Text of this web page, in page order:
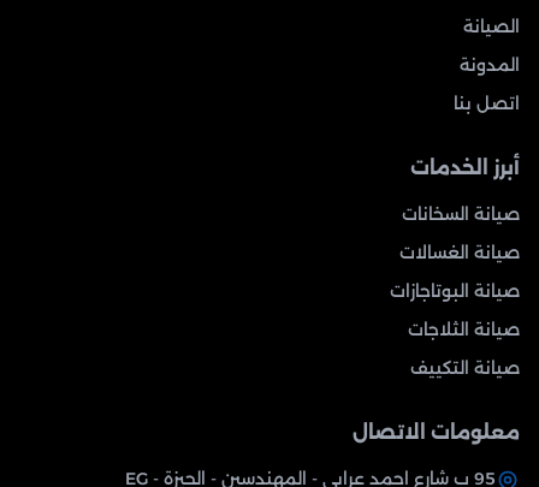
الصيانة
المدونة
اتصل بنا
أبرز الخدمات
صيانة السخانات
صيانة الغسالات
صيانة البوتاجازات
صيانة الثلاجات
صيانة التكييف
معلومات الاتصال
95 ب شارع احمد عرابي - المهندسين - الجيزة - EG